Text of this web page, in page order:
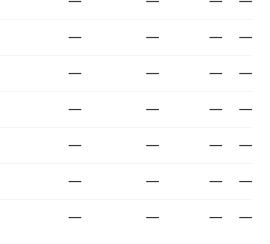
— — — —
— — — —
— — — —
— — — —
— — — —
— — — —